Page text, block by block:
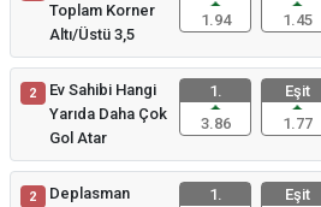
Toplam Korner
Altı/Üstü 3,5
1.94
1.45
2
Ev Sahibi Hangi
Yarıda Daha Çok
Gol Atar
1.
3.86
Eşit
1.77
2
Deplasman
1.
Eşit